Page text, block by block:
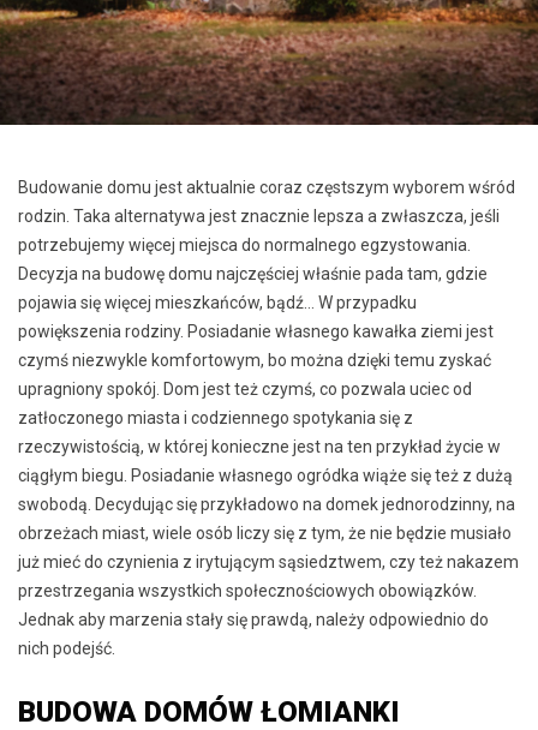
Budowanie domu jest aktualnie coraz częstszym wyborem wśród
rodzin. Taka alternatywa jest znacznie lepsza a zwłaszcza, jeśli
potrzebujemy więcej miejsca do normalnego egzystowania.
Decyzja na budowę domu najczęściej właśnie pada tam, gdzie
pojawia się więcej mieszkańców, bądź… W przypadku
powiększenia rodziny. Posiadanie własnego kawałka ziemi jest
czymś niezwykle komfortowym, bo można dzięki temu zyskać
upragniony spokój. Dom jest też czymś, co pozwala uciec od
zatłoczonego miasta i codziennego spotykania się z
rzeczywistością, w której konieczne jest na ten przykład życie w
ciągłym biegu. Posiadanie własnego ogródka wiąże się też z dużą
swobodą. Decydując się przykładowo na domek jednorodzinny, na
obrzeżach miast, wiele osób liczy się z tym, że nie będzie musiało
już mieć do czynienia z irytującym sąsiedztwem, czy też nakazem
przestrzegania wszystkich społecznościowych obowiązków.
Jednak aby marzenia stały się prawdą, należy odpowiednio do
nich podejść.
BUDOWA DOMÓW ŁOMIANKI